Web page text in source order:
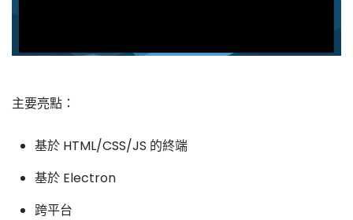
主要亮點：
基於 HTML/CSS/JS 的終端
基於 Electron
跨平台